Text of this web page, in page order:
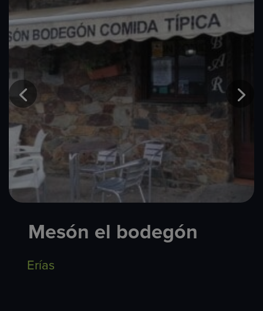
Mesón el bodegón
Erías